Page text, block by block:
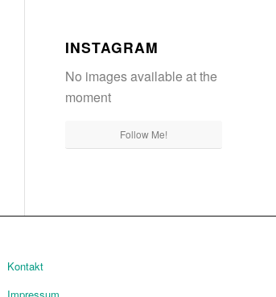
INSTAGRAM
No images available at the
moment
Follow Me!
Kontakt